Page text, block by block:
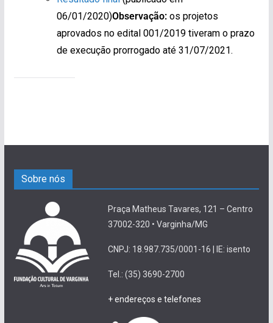
06/01/2020)Observação:os projetos
aprovados no edital 001/2019 tiveram o prazo
de execução prorrogado até 31/07/2021.
Sobre nós
Praça Matheus Tavares, 121 – Centro
37002-320 • Varginha/MG
CNPJ: 18.987.735/0001-16 | IE: isento
Tel.: (35) 3690-2700
+ endereços e telefones